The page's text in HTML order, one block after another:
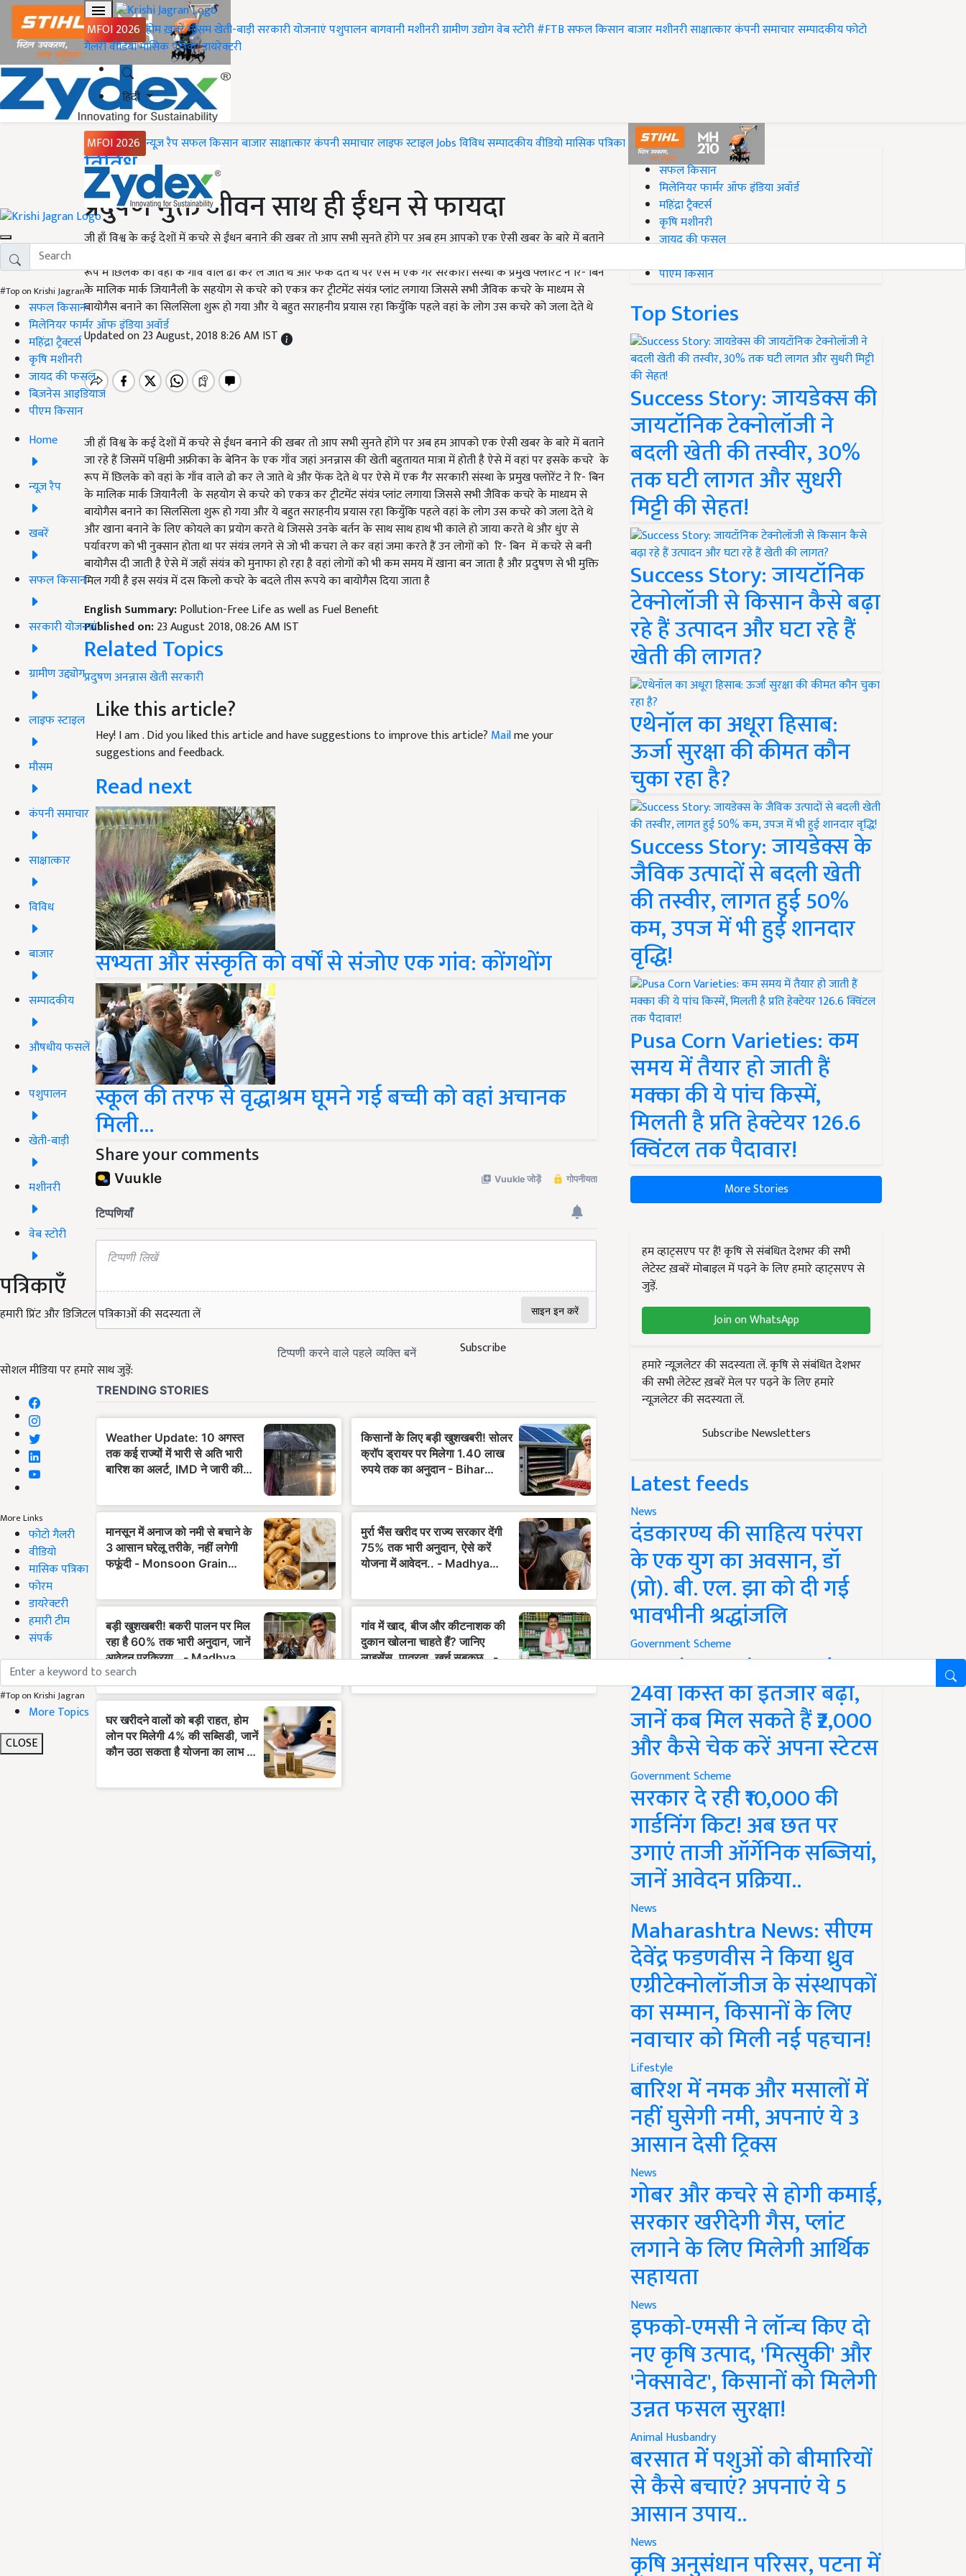
MFOI 2026 होमख़बरेंमौसमखेती-बाड़ीसरकारी योजनाएंपशुपालनबागवानीमशीनरीग्रामीण उद्योगवेब स्टोरी#FTBसफल किसानबाजारमशीनरीसाक्षात्कारकंपनी समाचारसम्पादकीयफोटो
गैलरीवीडियोमासिक पत्रिकाडायरेक्टरी
हिंदी
MFOI 2026 न्यूज़ रैपसफल किसानबाजारसाक्षात्कारकंपनी समाचारलाइफ स्टाइलJobsविविधसम्पादकीयवीडियोमासिक पत्रिका
#Top on Krishi Jagran
सफल किसान
मिलेनियर फार्मर ऑफ इंडिया अवॉर्ड
महिंद्रा ट्रैक्टर्स
कृषि मशीनरी
जायद की फसल
बिज़नेस आइडियाज
पीएम किसान
Home
न्यूज़ रैप
खबरें
सफल किसान
सरकारी योजनाएं
ग्रामीण उद्द्योग
लाइफ स्टाइल
मौसम
कंपनी समाचार
साक्षात्कार
विविध
बाजार
सम्पादकीय
औषधीय फसलें
पशुपालन
खेती-बाड़ी
मशीनरी
वेब स्टोरी
पत्रिकाएँ
हमारी प्रिंट और डिजिटल पत्रिकाओं की सदस्यता लें
Subscribe
सोशल मीडिया पर हमारे साथ जुड़ें:
More Links
फोटो गैलरी
वीडियो
मासिक पत्रिका
फोरम
डायरेक्टरी
हमारी टीम
संपर्क
#Top on Krishi Jagran
More Topics
CLOSE
Home
विविध
प्रदुषण मुक्त जीवन साथ ही ईंधन से फायदा
जी हाँ विश्व के कई देशों में कचरे से ईंधन बनाने की खबर तो आप सभी सुनते होंगे पर अब हम आपको एक ऐसी खबर के बारे में बताने
रूप में छिलके को वहां के गाँव वाले ढो कर ले जाते थे और फेंक देते थे पर ऐसे में एक गैर सरकारी संस्था के प्रमुख फ्लोरेंट ने रि- बिन
के मालिक मार्क जियानैली के सहयोग से कचरे को एकत्र कर ट्रीटमेंट संयंत्र प्लांट लगाया जिससे सभी जैविक कचरे के माध्यम से
बायोगैस बनाने का सिलसिला शुरू हो गया और ये बहुत सराहनीय प्रयास रहा कियुँकि पहले वहां के लोग उस कचरे को जला देते थे
Updated on 23 August, 2018 8:26 AM IST
जी हाँ विश्व के कई देशों में कचरे से ईंधन बनाने की खबर तो आप सभी सुनते होंगे पर अब हम आपको एक ऐसी खबर के बारे में बताने
जा रहे हैं जिसमें पश्चिमी अफ्रीका के बेनिन के एक गाँव जहां अनन्नास की खेती बहुतायत मात्रा में होती है ऐसे में वहां पर इसके कचरे के
रूप में छिलके को वहां के गाँव वाले ढो कर ले जाते थे और फेंक देते थे पर ऐसे में एक गैर सरकारी संस्था के प्रमुख फ्लोरेंट ने रि- बिन
के मालिक मार्क जियानैली के सहयोग से कचरे को एकत्र कर ट्रीटमेंट संयंत्र प्लांट लगाया जिससे सभी जैविक कचरे के माध्यम से
बायोगैस बनाने का सिलसिला शुरू हो गया और ये बहुत सराहनीय प्रयास रहा कियुँकि पहले वहां के लोग उस कचरे को जला देते थे
और खाना बनाने के लिए कोयले का प्रयोग करते थे जिससे उनके बर्तन के साथ साथ हाथ भी काले हो जाया करते थे और धुंए से
पर्यावरण को भी नुक्सान होता था पर संयंत्र लगने से जो भी कचरा ले कर वहां जमा करते हैं उन लोगों को रि- बिन में कचरे से बनी
बायोगैस दी जाती है ऐसे में जहाँ संयंत्र को मुनाफा हो रहा है वहां लोगों को भी कम समय में खाना बन जाता है और प्रदुषण से भी मुक्ति
मिल गयी है इस सयंत्र में दस किलो कचरे के बदले तीस रूपये का बायोगैस दिया जाता है
English Summary:Pollution-Free Life as well as Fuel Benefit
Published on:23 August 2018, 08:26 AM IST
Related Topics
प्रदुषणअनन्नासखेतीसरकारी
Like this article?
Hey! I am. Did you liked this article and have suggestions to improve this article? Mailme your
suggestions and feedback.
Read next
सभ्यता और संस्कृति को वर्षों से संजोए एक गांव: कोंगथोंग
स्कूल की तरफ से वृद्धाश्रम घूमने गई बच्ची को वहां अचानक
मिली...
Share your comments
#Top on Krishi Jagran
सफल किसान
मिलेनियर फार्मर ऑफ इंडिया अवॉर्ड
महिंद्रा ट्रैक्टर्स
कृषि मशीनरी
जायद की फसल
पीएम किसान
Top Stories
Success Story: जायडेक्स की
जायटॉनिक टेक्नोलॉजी ने
बदली खेती की तस्वीर, 30%
तक घटी लागत और सुधरी
मिट्टी की सेहत!
Success Story: जायटॉनिक
टेक्नोलॉजी से किसान कैसे बढ़ा
रहे हैं उत्पादन और घटा रहे हैं
खेती की लागत?
एथेनॉल का अधूरा हिसाब:
ऊर्जा सुरक्षा की कीमत कौन
चुका रहा है?
Success Story: जायडेक्स के
जैविक उत्पादों से बदली खेती
की तस्वीर, लागत हुई 50%
कम, उपज में भी हुई शानदार
वृद्धि!
Pusa Corn Varieties: कम
समय में तैयार हो जाती हैं
मक्का की ये पांच किस्में,
मिलती है प्रति हेक्टेयर 126.6
क्विंटल तक पैदावार!
More Stories
हम व्हाट्सएप पर हैं! कृषि से संबंधित देशभर की सभी
लेटेस्ट ख़बरें मोबाइल में पढ़ने के लिए हमारे व्हाट्सएप से
जुड़ें.
Join on WhatsApp
हमारे न्यूज़लेटर की सदस्यता लें. कृषि से संबंधित देशभर
की सभी लेटेस्ट ख़बरें मेल पर पढ़ने के लिए हमारे
न्यूज़लेटर की सदस्यता लें.
Subscribe Newsletters
Latest feeds
News
दंडकारण्य की साहित्य परंपरा
के एक युग का अवसान, डॉ
(प्रो). बी. एल. झा को दी गई
भावभीनी श्रद्धांजलि
Government Scheme
PM Kisan Yojana Update:
24वीं किस्त का इंतजार बढ़ा,
जानें कब मिल सकते हैं ₹2,000
और कैसे चेक करें अपना स्टेटस
Government Scheme
सरकार दे रही ₹10,000 की
गार्डनिंग किट! अब छत पर
उगाएं ताजी ऑर्गेनिक सब्जियां,
जानें आवेदन प्रक्रिया..
News
Maharashtra News: सीएम
देवेंद्र फडणवीस ने किया ध्रुव
एग्रीटेक्नोलॉजीज के संस्थापकों
का सम्मान, किसानों के लिए
नवाचार को मिली नई पहचान!
Lifestyle
बारिश में नमक और मसालों में
नहीं घुसेगी नमी, अपनाएं ये 3
आसान देसी ट्रिक्स
News
गोबर और कचरे से होगी कमाई,
सरकार खरीदेगी गैस, प्लांट
लगाने के लिए मिलेगी आर्थिक
सहायता
News
इफको-एमसी ने लॉन्च किए दो
नए कृषि उत्पाद, 'मित्सुकी' और
'नेक्सावेट', किसानों को मिलेगी
उन्नत फसल सुरक्षा!
Animal Husbandry
बरसात में पशुओं को बीमारियों
से कैसे बचाएं? अपनाएं ये 5
आसान उपाय..
News
कृषि अनुसंधान परिसर, पटना में